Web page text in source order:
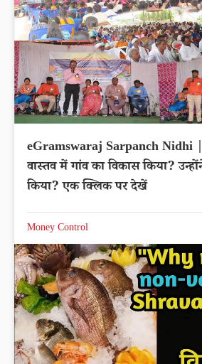
eGramswaraj Sarpanch Nidhi
वास्तव में गांव का विकास किया?
किया? एक क्लिक पर देखें
Money Control